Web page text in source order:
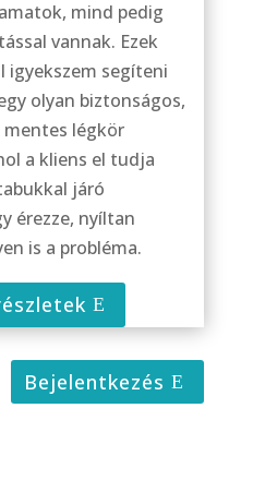
mind pedig
vannak. Ezek
igyekszem segíteni
olyan biztonságos,
légkör
a kliens el tudja
járó
érezze, nyíltan
is a probléma.
Bejelentkezés